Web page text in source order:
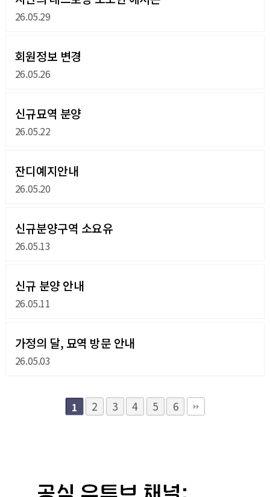
26.05.29
회원정보 변경
26.05.26
신규묘역 분양
26.05.22
잔디예지안내
26.05.20
신규분양구역 소요유
26.05.13
신규 분양 안내
26.05.11
가정의 달, 묘역 방문 안내
26.05.03
1 2 3 4 5 6